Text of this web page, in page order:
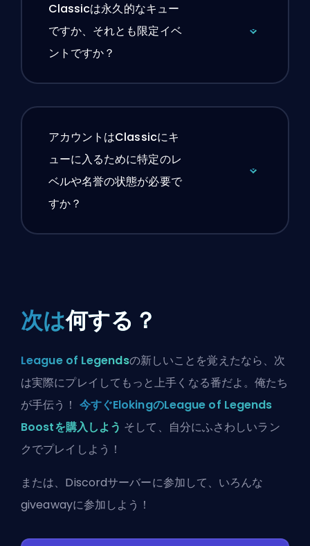
Classicは永久的なキュー
ですか、それとも限定イベ
ントですか？
アカウントはClassicにキ
ューに入るために特定のレ
ベルや名誉の状態が必要で
すか？
次は何する？
League of Legendsの新しいことを覚えたなら、次
は実際にプレイしてもっと上手くなる番だよ。俺たち
が手伝う！ 今すぐElokingのLeague of Legends
Boostを購入しよう そして、自分にふさわしいラン
クでプレイしよう！
または、 Discordサーバーに参加して、いろんな
giveawayに参加しよう！